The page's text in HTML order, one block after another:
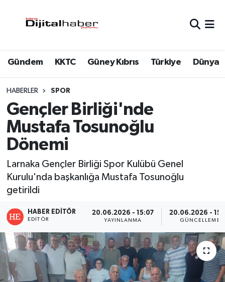
Gündem KKTC Güney Kıbrıs Türkiye Dünya
HABERLER SPOR
Gençler Birliği'nde
Mustafa Tosunoğlu
Dönemi
Larnaka Gençler Birliği Spor Kulübü Genel
Kurulu'nda başkanlığa Mustafa Tosunoğlu
getirildi
HABER EDITÖR
EDITÖR
20.06.2026 - 15:07
YAYINLANMA
20.06.2026 -
GÜNCELLEME
Trafik Durumu
Süper Lig Puan Durumu ve Fikstür
Tüm Manşetler
Son Dakika Haberleri
Haber Arşivi